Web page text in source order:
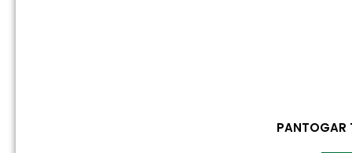
PANTOGAR